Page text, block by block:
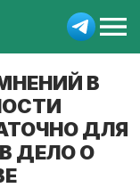
В
ДЛЯ
ДЕЛО О